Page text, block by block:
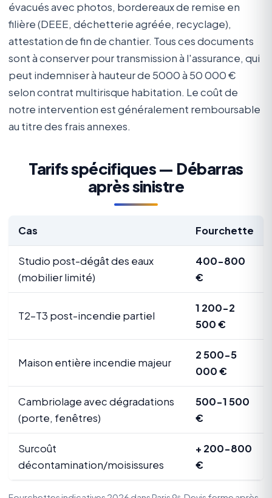
évacués avec photos, bordereaux de remise en
filière (DEEE, déchetterie agréée, recyclage),
attestation de fin de chantier. Tous ces documents
sont à conserver pour transmission à l'assurance, qui
peut indemniser à hauteur de 5000 à 50 000 €
selon contrat multirisque habitation. Le coût de
notre intervention est généralement remboursable
au titre des frais annexes.
Tarifs spécifiques — Débarras
après sinistre
Cas Fourchette
Studio post-dégât des eaux
(mobilier limité)
400-800
€
T2-T3 post-incendie partiel
1 200-2
500 €
Maison entière incendie majeur
2 500-5
000 €
Cambriolage avec dégradations
(porte, fenêtres)
500-1 500
€
Surcoût
décontamination/moisissures
+ 200-800
€